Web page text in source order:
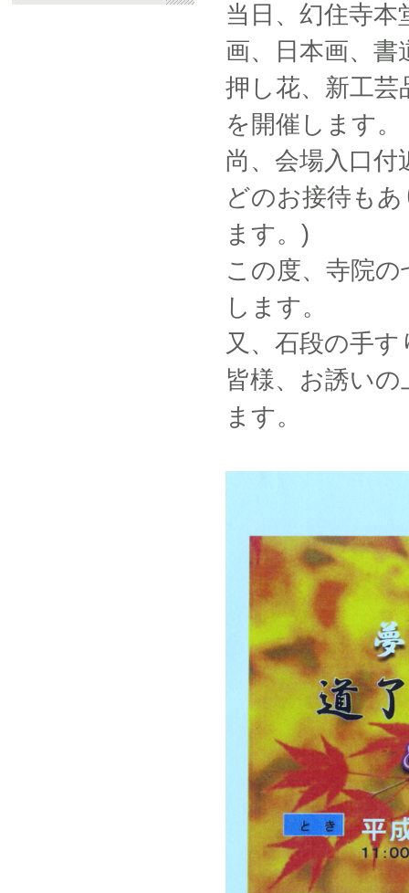
当日、幻住寺
画、日本画、書
押し花、新工
を開催します。
尚、会場入口
どのお接待も
ます。)
この度、寺院
します。
又、石段の手
皆様、お誘い
ます。